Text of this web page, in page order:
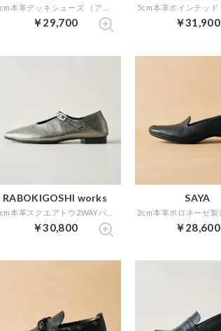
￥29,700 ￥31,900
RABOKIGOSHI works
￥30,800
SAYA
￥28,600